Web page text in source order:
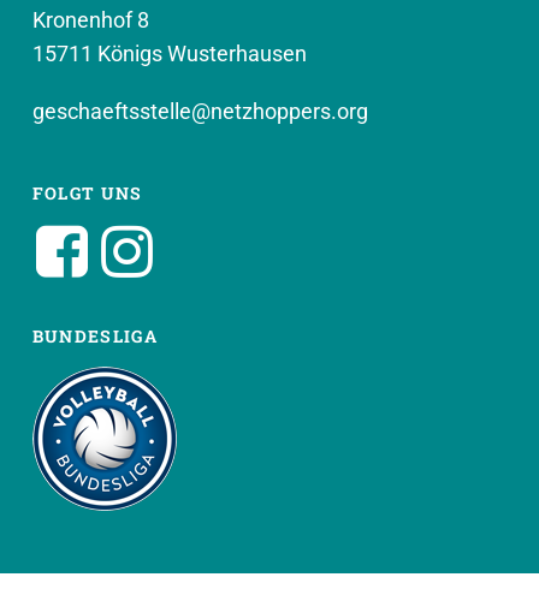
Kronenhof 8
15711 Königs Wusterhausen
geschaeftsstelle@netzhoppers.org
FOLGT UNS
BUNDESLIGA